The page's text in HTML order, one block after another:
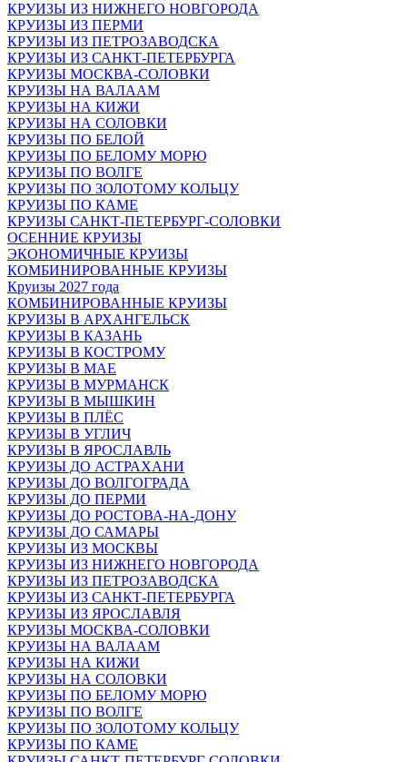
КРУИЗЫ ИЗ НИЖНЕГО НОВГОРОДА
КРУИЗЫ ИЗ ПЕРМИ
КРУИЗЫ ИЗ ПЕТРОЗАВОДСКА
КРУИЗЫ ИЗ САНКТ-ПЕТЕРБУРГА
КРУИЗЫ МОСКВА-СОЛОВКИ
КРУИЗЫ НА ВАЛААМ
КРУИЗЫ НА КИЖИ
КРУИЗЫ НА СОЛОВКИ
КРУИЗЫ ПО БЕЛОЙ
КРУИЗЫ ПО БЕЛОМУ МОРЮ
КРУИЗЫ ПО ВОЛГЕ
КРУИЗЫ ПО ЗОЛОТОМУ КОЛЬЦУ
КРУИЗЫ ПО КАМЕ
КРУИЗЫ САНКТ-ПЕТЕРБУРГ-СОЛОВКИ
ОСЕННИЕ КРУИЗЫ
ЭКОНОМИЧНЫЕ КРУИЗЫ
КОМБИНИРОВАННЫЕ КРУИЗЫ
Круизы 2027 года
КОМБИНИРОВАННЫЕ КРУИЗЫ
КРУИЗЫ В АРХАНГЕЛЬСК
КРУИЗЫ В КАЗАНЬ
КРУИЗЫ В КОСТРОМУ
КРУИЗЫ В МАЕ
КРУИЗЫ В МУРМАНСК
КРУИЗЫ В МЫШКИН
КРУИЗЫ В ПЛЁС
КРУИЗЫ В УГЛИЧ
КРУИЗЫ В ЯРОСЛАВЛЬ
КРУИЗЫ ДО АСТРАХАНИ
КРУИЗЫ ДО ВОЛГОГРАДА
КРУИЗЫ ДО ПЕРМИ
КРУИЗЫ ДО РОСТОВА-НА-ДОНУ
КРУИЗЫ ДО САМАРЫ
КРУИЗЫ ИЗ МОСКВЫ
КРУИЗЫ ИЗ НИЖНЕГО НОВГОРОДА
КРУИЗЫ ИЗ ПЕТРОЗАВОДСКА
КРУИЗЫ ИЗ САНКТ-ПЕТЕРБУРГА
КРУИЗЫ ИЗ ЯРОСЛАВЛЯ
КРУИЗЫ МОСКВА-СОЛОВКИ
КРУИЗЫ НА ВАЛААМ
КРУИЗЫ НА КИЖИ
КРУИЗЫ НА СОЛОВКИ
КРУИЗЫ ПО БЕЛОМУ МОРЮ
КРУИЗЫ ПО ВОЛГЕ
КРУИЗЫ ПО ЗОЛОТОМУ КОЛЬЦУ
КРУИЗЫ ПО КАМЕ